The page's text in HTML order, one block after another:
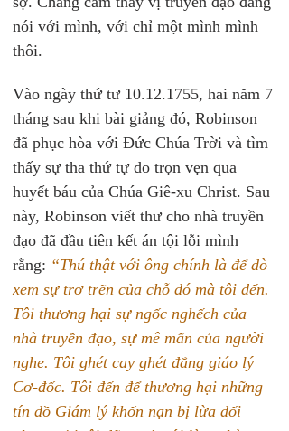
nói với mình, với chỉ một mình mình
thôi.
Vào ngày thứ tư 10.12.1755, hai năm 7
tháng sau khi bài giảng đó, Robinson
đã phục hòa với Đức Chúa Trời và tìm
thấy sự tha thứ tự do trọn vẹn qua
huyết báu của Chúa Giê-xu Christ. Sau
này, Robinson viết thư cho nhà truyền
đạo đã đầu tiên kết án tội lỗi mình
rằng: “Thú thật với ông chính là để dò
xem sự trơ trẽn của chỗ đó mà tôi đến.
Tôi thương hại sự ngốc nghếch của
nhà truyền đạo, sự mê mẩn của người
nghe. Tôi ghét cay ghét đắng giáo lý
Cơ-đốc. Tôi đến để thương hại những
tín đồ Giám lý khốn nạn bị lừa dối